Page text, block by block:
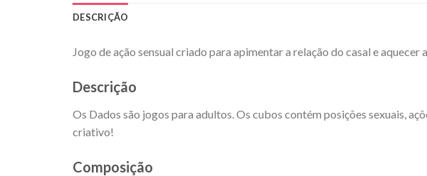
DESCRIÇÃO
Jogo de ação sensual criado para apimentar a relação do casal e aquecer
Descrição
Os Dados são jogos para adultos. Os cubos contém posições sexuais,
criativo!
Composição